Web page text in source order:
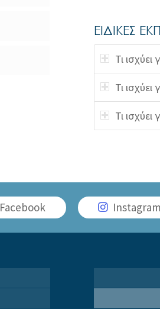
ΕΙΔΙΚΕΣ
Τι
Τι
Τι ισχύει
Facebook Instagram